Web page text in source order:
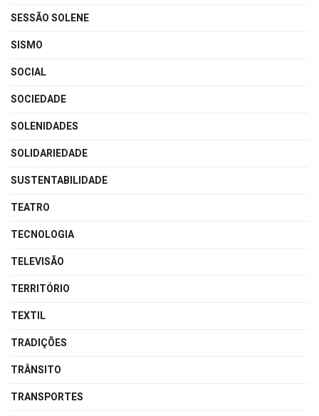
SESSÃO SOLENE
SISMO
SOCIAL
SOCIEDADE
SOLENIDADES
SOLIDARIEDADE
SUSTENTABILIDADE
TEATRO
TECNOLOGIA
TELEVISÃO
TERRITÓRIO
TEXTIL
TRADIÇÕES
TRÂNSITO
TRANSPORTES